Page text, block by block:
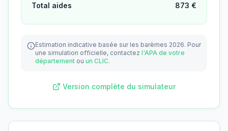
Total aides 873 €
Estimation indicative basée sur les barèmes 2026. Pour
une simulation officielle, contactez l'APA de votre
département ou un CLIC.
Version complète du simulateur